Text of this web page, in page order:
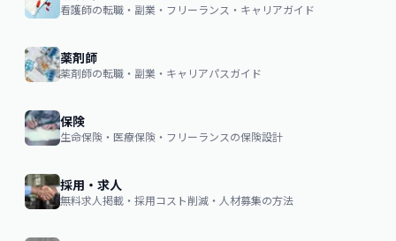
看護師の転職・副業・フリーランス・キャリアガイド
薬剤師
薬剤師の転職・副業・キャリアパスガイド
保険
生命保険・医療保険・フリーランスの保険設計
採用・求人
無料求人掲載・採用コスト削減・人材募集の方法